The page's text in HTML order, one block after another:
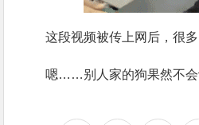
这段视频被传上网后，很
嗯……别人家的狗果然不会